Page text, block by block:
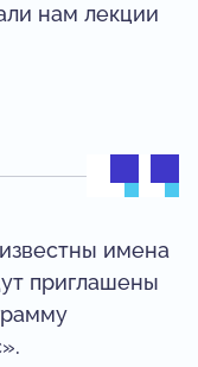
нам лекции
имена
приглашены